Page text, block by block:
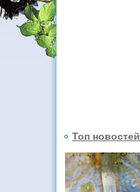
Топ новостей